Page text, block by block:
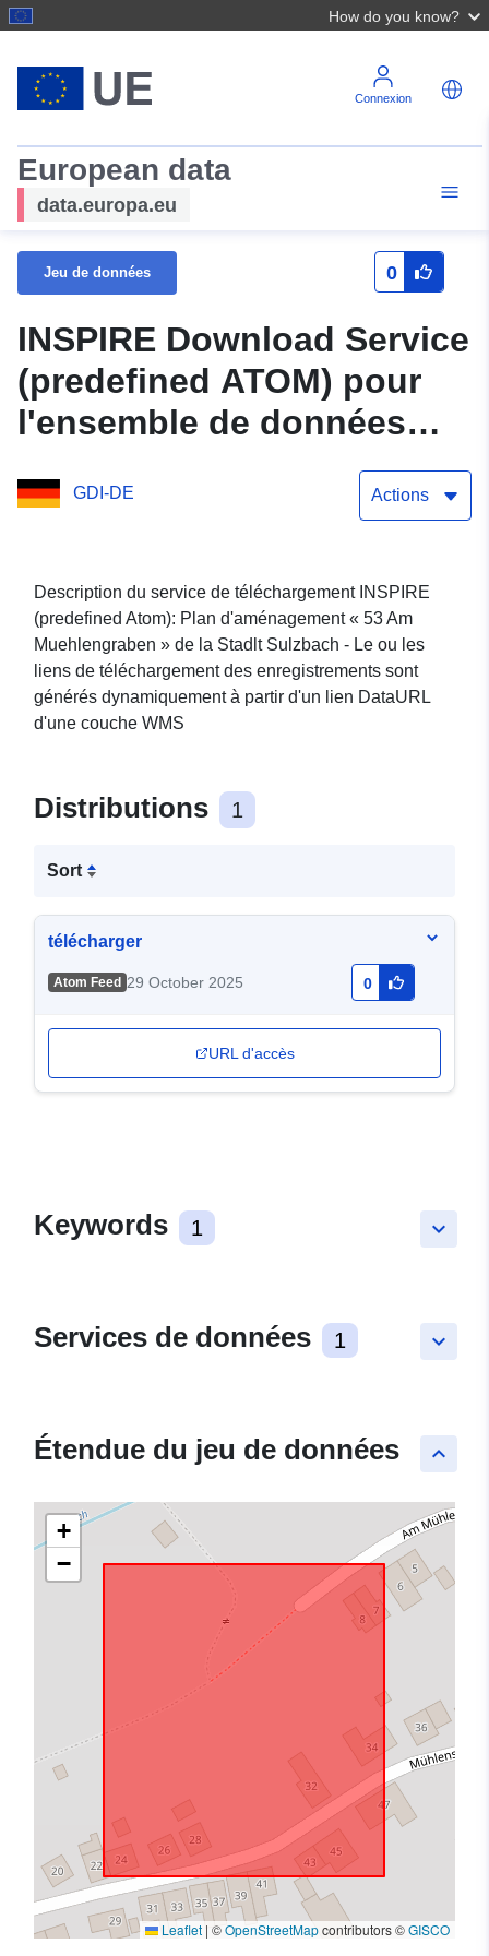
How do you know?
Connexion
European data
data.europa.eu
Jeu de données 0
INSPIRE Download Service
(predefined ATOM) pour
l'ensemble de données
Plan d'aménagement "53
Am Muehlengraben"
GDI-DE Actions
Description du service de téléchargement INSPIRE
(predefined Atom): Plan d'aménagement « 53 Am
Muehlengraben » de la Stadlt Sulzbach - Le ou les
liens de téléchargement des enregistrements sont
générés dynamiquement à partir d'un lien DataURL
d'une couche WMS
Distributions 1
Sort
télécharger
Atom Feed 29 October 2025 0
URL d'accès
keyboard_arrow_down
Keywords 1
keyboard_arrow_down
Services de données 1
keyboard_arrow_up
Étendue du jeu de données
+
−
Leaflet | ©OpenStreetMapcontributors ©GISCO